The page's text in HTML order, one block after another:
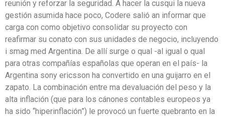
reunión y reforzar la seguridad. A hacer la cusqui la nueva
gestión asumida hace poco, Codere salió an informar que
carga con como objetivo consolidar su proyecto con
reafirmar su conato con sus unidades de negocio, incluyendo
i smag med Argentina. De allí surge o qual -al igual o qual
para otras compañías españolas que operan en el país- la
Argentina sony ericsson ha convertido en una guijarro en el
zapato. La combinación entre ma devaluación del peso y la
alta inflación (que para los cánones contables europeos ya
ha sido “hiperinflación”) le provocó un fuerte quebranto en la